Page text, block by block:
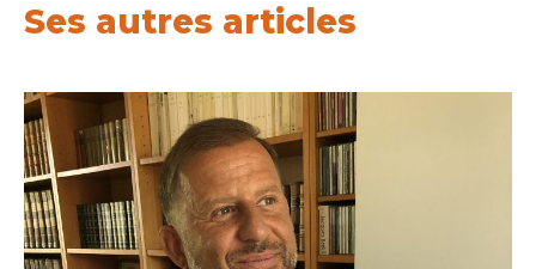
Ses autres articles